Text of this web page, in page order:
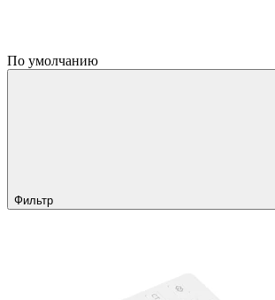
По умолчанию
Фильтр